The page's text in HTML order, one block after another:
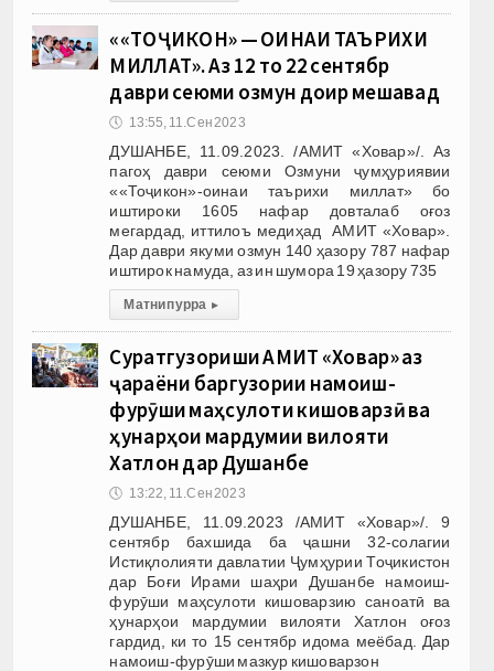
««ТОҶИКОН» — ОИНАИ ТАЪРИХИ
МИЛЛАТ». Аз 12 то 22 сентябр
даври сеюми озмун доир мешавад
🕔 13:55, 11.Сен 2023
ДУШАНБЕ, 11.09.2023. /АМИТ «Ховар»/. Аз
пагоҳ даври сеюми Озмуни ҷумҳуриявии
««Тоҷикон»-оинаи таърихи миллат» бо
иштироки 1605 нафар довталаб оғоз
мегардад, иттилоъ медиҳад АМИТ «Ховар».
Дар даври якуми озмун 140 ҳазору 787 нафар
иштирок намуда, аз ин шумора 19 ҳазору 735
Матни пурра ▸
Суратгузориши АМИТ «Ховар» аз
ҷараёни баргузории намоиш-
фурӯши маҳсулоти кишоварзӣ ва
ҳунарҳои мардумии вилояти
Хатлон дар Душанбе
🕔 13:22, 11.Сен 2023
ДУШАНБЕ, 11.09.2023 /АМИТ «Ховар»/. 9
сентябр бахшида ба ҷашни 32-солагии
Истиқлолияти давлатии Ҷумҳурии Тоҷикистон
дар Боғи Ирами шаҳри Душанбе намоиш-
фурӯши маҳсулоти кишоварзию саноатӣ ва
ҳунарҳои мардумии вилояти Хатлон оғоз
гардид, ки то 15 сентябр идома меёбад. Дар
намоиш-фурӯши мазкур кишоварзон